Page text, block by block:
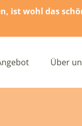
ist wohl das
Über